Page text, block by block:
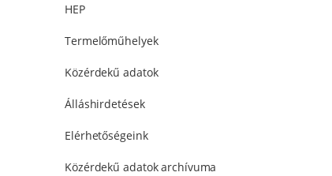
HEP
Termelőműhelyek
Közérdekű adatok
Álláshirdetések
Elérhetőségeink
Közérdekű adatok archívuma